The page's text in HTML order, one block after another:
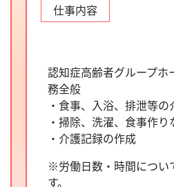
仕事内容
認知症高齢者グループホ
務全般
・食事、入浴、排泄等の
・掃除、洗濯、食事作
・介護記録の作成
※労働日数・時間につい
す。